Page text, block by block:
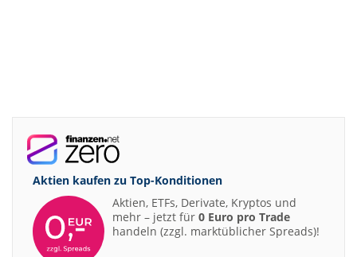
Aktien kaufen zu Top-Konditionen
Aktien, ETFs, Derivate, Kryptos und
mehr – jetzt für 0 Euro pro Trade
handeln (zzgl. marktüblicher Spreads)!